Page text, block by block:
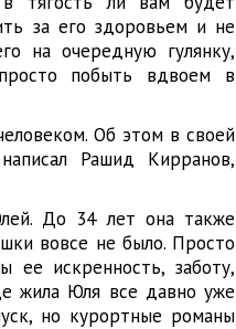
за его здоровьем и не
на очередную гулянку,
побыть вдвоем в
Об этом в своей
Рашид Кирранов,
До 34 лет она также
вовсе не было. Просто
искренность, заботу,
жила Юля все давно уже
но курортные романы